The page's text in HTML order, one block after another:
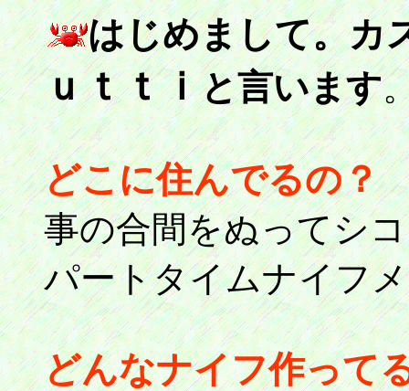
はじめまして。カ
ｕｔｔｉと言います
どこに住んでるの？
事の合間をぬってシ
パートタイムナイフ
どんなナイフ作っ